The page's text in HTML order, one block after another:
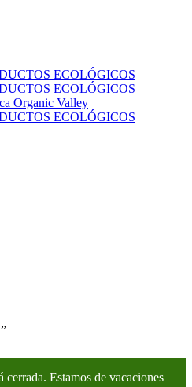
cerrada. Estamos de vacaciones